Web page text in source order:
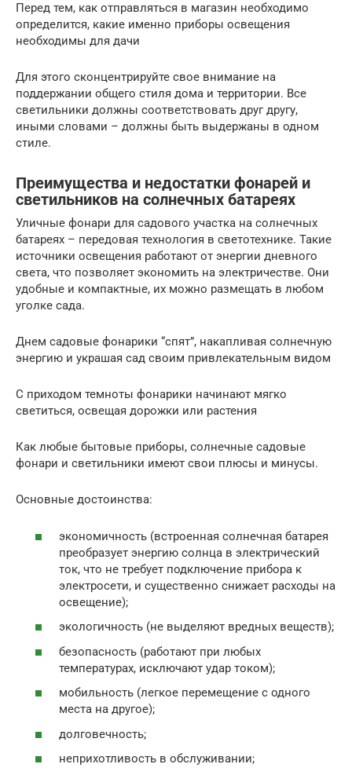
Перед тем, как отправляться в магазин необходимо
определится, какие именно приборы освещения
необходимы для дачи
Для этого сконцентрируйте свое внимание на
поддержании общего стиля дома и территории. Все
светильники должны соответствовать друг другу,
иными словами – должны быть выдержаны в одном
стиле.
Преимущества и недостатки фонарей и
светильников на солнечных батареях
Уличные фонари для садового участка на солнечных
батареях – передовая технология в светотехнике. Такие
источники освещения работают от энергии дневного
света, что позволяет экономить на электричестве. Они
удобные и компактные, их можно размещать в любом
уголке сада.
Днем садовые фонарики “спят”, накапливая солнечную
энергию и украшая сад своим привлекательным видом
С приходом темноты фонарики начинают мягко
светиться, освещая дорожки или растения
Как любые бытовые приборы, солнечные садовые
фонари и светильники имеют свои плюсы и минусы.
Основные достоинства:
экономичность (встроенная солнечная батарея
преобразует энергию солнца в электрический
ток, что не требует подключение прибора к
электросети, и существенно снижает расходы на
освещение);
экологичность (не выделяют вредных веществ);
безопасность (работают при любых
температурах, исключают удар током);
мобильность (легкое перемещение с одного
места на другое);
долговечность;
неприхотливость в обслуживании;